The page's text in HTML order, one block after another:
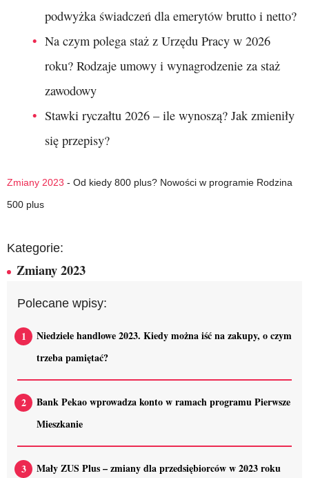
podwyżka świadczeń dla emerytów brutto i netto?
Na czym polega staż z Urzędu Pracy w 2026
roku? Rodzaje umowy i wynagrodzenie za staż
zawodowy
Stawki ryczałtu 2026 – ile wynoszą? Jak zmieniły
się przepisy?
Zmiany 2023 - Od kiedy 800 plus? Nowości w programie Rodzina
500 plus
Kategorie:
Zmiany 2023
Polecane wpisy:
Niedziele handlowe 2023. Kiedy można iść na zakupy, o czym
trzeba pamiętać?
Bank Pekao wprowadza konto w ramach programu Pierwsze
Mieszkanie
Mały ZUS Plus – zmiany dla przedsiębiorców w 2023 roku